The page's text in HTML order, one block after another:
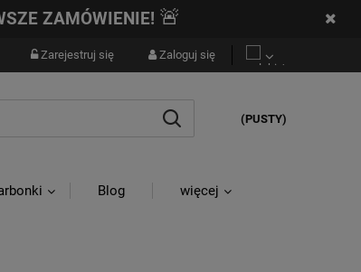
ZAMÓWIENIE! 🚨
Zarejestruj się Zaloguj się
(PUSTY)
Blog więcej